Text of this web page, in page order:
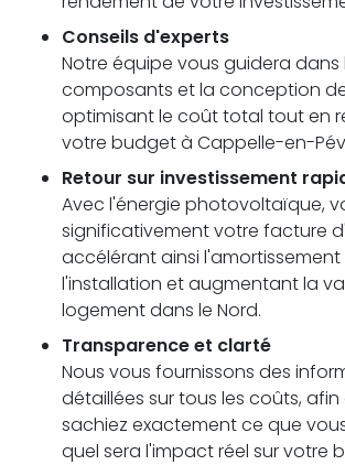
Conseils d'experts
Notre équipe vous guidera dans
composants et la conception
optimisant le coût total tout en
votre budget à Cappelle-en-
Retour sur investissement
Avec l'énergie photovoltaïque,
significativement votre facture
accélérant ainsi l'amortissement
l'installation et augmentant la
logement dans le Nord.
Transparence et clarté
Nous vous fournissons des
détaillées sur tous les coûts,
sachiez exactement ce que
quel sera l'impact réel sur votre